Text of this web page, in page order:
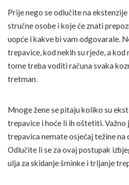
Prije nego se odlučite na
stručne osobe i koje će znati
uopće i kakve bi vam odgovarale.
trepavice, kod nekih su rjeđe, a kod
tome treba voditi računa svaka
tretman.
Mnoge žene se pitaju koliko su
trepavice i hoće li ih oštetiti. Važno
trepavica nemate osjećaj težine
Odlučite li se za ovaj postupak
ulja za skidanje šminke i trljanje